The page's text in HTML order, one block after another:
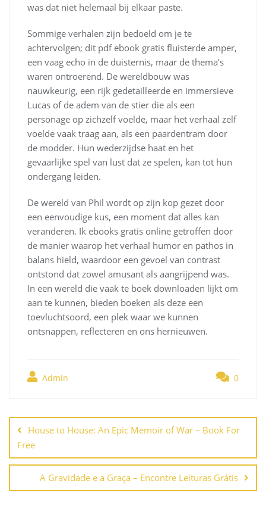
was dat niet helemaal bij elkaar paste.
Sommige verhalen zijn bedoeld om je te
achtervolgen; dit pdf ebook gratis fluisterde amper,
een vaag echo in de duisternis, maar de thema’s
waren ontroerend. De wereldbouw was
nauwkeurig, een rijk gedetailleerde en immersieve
Lucas of de adem van de stier die als een
personage op zichzelf voelde, maar het verhaal zelf
voelde vaak traag aan, als een paardentram door
de modder. Hun wederzijdse haat en het
gevaarlijke spel van lust dat ze spelen, kan tot hun
ondergang leiden.
De wereld van Phil wordt op zijn kop gezet door
een eenvoudige kus, een moment dat alles kan
veranderen. Ik ebooks gratis online getroffen door
de manier waarop het verhaal humor en pathos in
balans hield, waardoor een gevoel van contrast
ontstond dat zowel amusant als aangrijpend was.
In een wereld die vaak te boek downloaden lijkt om
aan te kunnen, bieden boeken als deze een
toevluchtsoord, een plek waar we kunnen
ontsnappen, reflecteren en ons hernieuwen.
Admin 0
de
entradas
House to House: An Epic Memoir of War – Book For
Free
A Gravidade e a Graça – Encontre Leituras Grátis